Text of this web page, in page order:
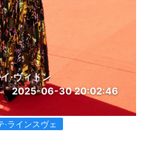
·ヴィトン
2025-06-30 20:02:46
·ラインスヴェ